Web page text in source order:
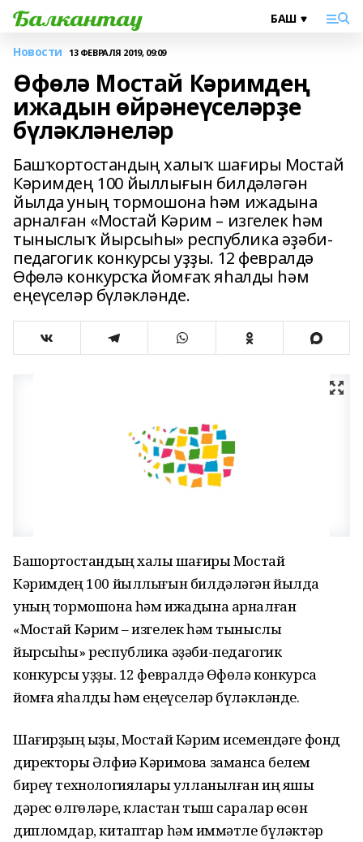
Новости 13 ФЕВРАЛЯ 2019, 09:09
Өфөлә Мостай Кәримдең
ижадын өйрәнеүселәрҙе
бүләкләнеләр
Башҡортостандың халыҡ шағиры Мостай
Кәримдең 100 йыллығын билдәләгән
йылда уның тормошона һәм ижадына
арналған «Мостай Кәрим – изгелек һәм
тыныслыҡ йырсыһы» республика әҙәби-
педагогик конкурсы уҙҙы. 12 февралдә
Өфөлә конкурсҡа йомғаҡ яһалды һәм
еңеүселәр бүләкләнде.
Башҡортостандың халыҡ шағиры Мостай
Кәримдең 100 йыллығын билдәләгән йылда
уның тормошона һәм ижадына арналған
«Мостай Кәрим – изгелек һәм тыныслыҡ
йырсыһы» республика әҙәби-педагогик
конкурсы уҙҙы. 12 февралдә Өфөлә конкурсҡа
йомғаҡ яһалды һәм еңеүселәр бүләкләнде.
Шағирҙың ҡыҙы, Мостай Кәрим исемендәге фонд
директоры Әлфиә Кәримова заманса белем
биреү технологиялары ҡулланылған иң яҡшы
дәрес өлгөләре, кластан тыш саралар өсөн
дипломдар, китаптар һәм ҡиммәтле бүләктәр